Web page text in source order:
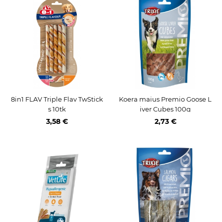
8in1 FLAV Triple Flav TwStick
s 10tk
3,58 €
Koera maius Premio Goose L
iver Cubes 100g
2,73 €